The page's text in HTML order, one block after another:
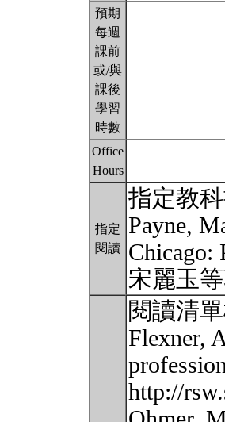
預期
每週
課前
或/與
課後
學習
時數
Office
Hours
指定
閱讀
指定教
Payne,
Chicago:
宋麗玉
閱讀清
Flexner,
http://